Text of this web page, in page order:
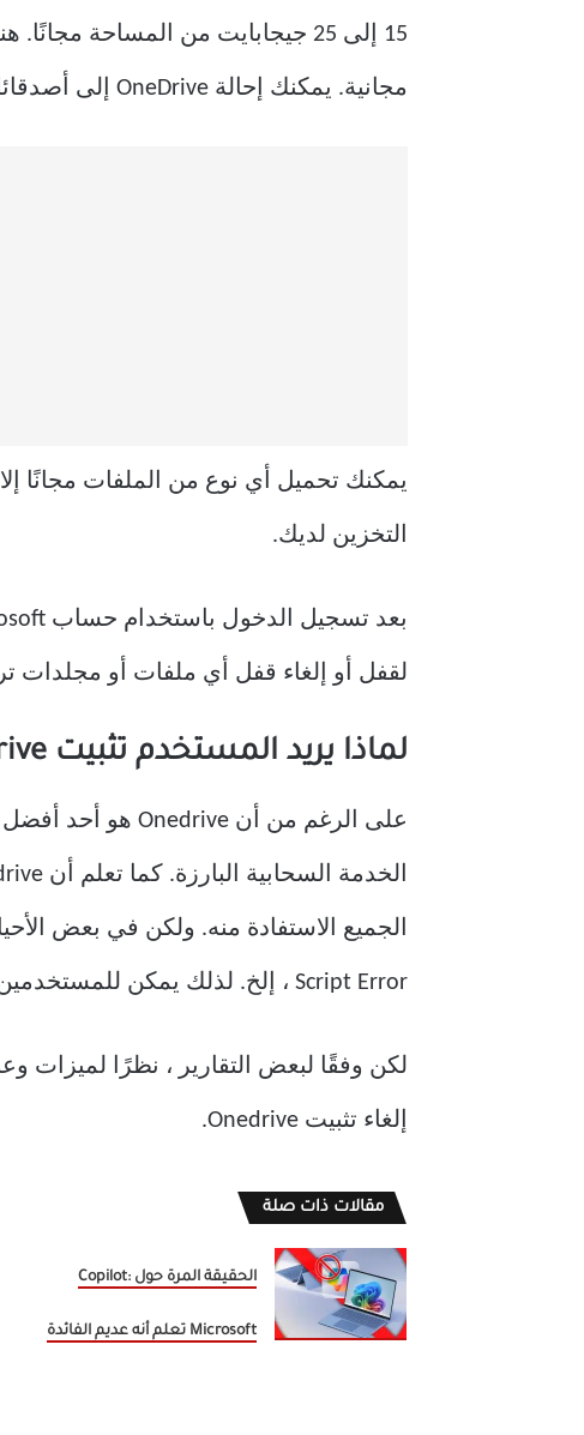
مجانية. يمكنك إحالة OneDrive إلى أصدقائك ويمكن الحصول على سعة تخزينية تصل إلى 10 جيجابايت.
التخزين لديك.
لقفل أو إلغاء قفل أي ملفات أو مجلدات
لماذا يريد المستخدم تثبيت OneDrive أو إلغاء تثبيته؟
Script Error ، إلخ. لذلك يمكن للمستخدمين اختيار إلغاء تثبيت Onedrive للتغلب على هذه المشكلات.
إلغاء تثبيت Onedrive.
مقالات ذات صلة
الحقيقة المرة حول Copilot:
Microsoft تعلم أنه عديم الفائدة